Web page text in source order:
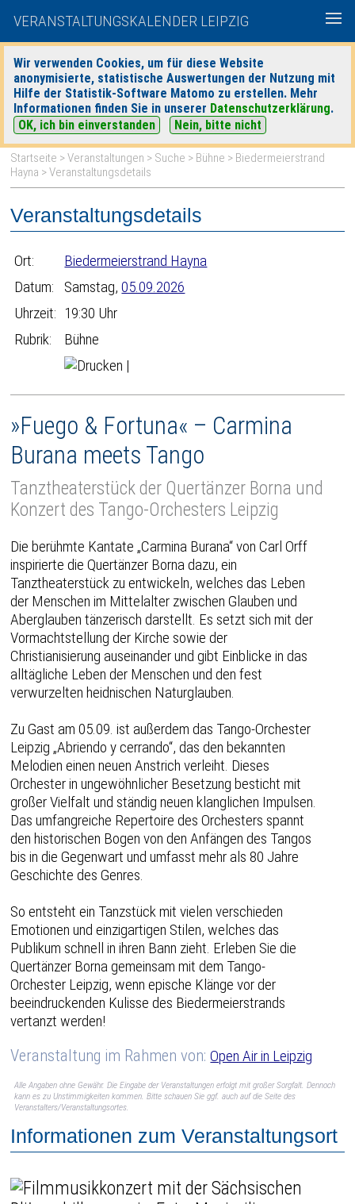
VERANSTALTUNGSKALENDER LEIPZIG
Wir verwenden Cookies, um für diese Website
anonymisierte, statistische Auswertungen der Nutzung mit
Hilfe der Statistik-Software Matomo zu erstellen. Mehr
Informationen finden Sie in unserer Datenschutzerklärung.
OK, ich bin einverstanden
Nein, bitte nicht
heute|morgen| Detaillierte Suche
Startseite >Veranstaltungen > Suche > Bühne > Biedermeierstrand
Hayna > Veranstaltungsdetails
Veranstaltungsdetails
Ort:
Biedermeierstrand Hayna
Datum:
Samstag,05.09.2026
Uhrzeit: 19:30 Uhr
Rubrik:
Bühne
|
»Fuego & Fortuna« – Carmina
Burana meets Tango
Tanztheaterstück der Quertänzer Borna und
Konzert des Tango-Orchesters Leipzig
Die berühmte Kantate „Carmina Burana“ von Carl Orff
inspirierte die Quertänzer Borna dazu, ein
Tanztheaterstück zu entwickeln, welches das Leben
der Menschen im Mittelalter zwischen Glauben und
Aberglauben tänzerisch darstellt. Es setzt sich mit der
Vormachtstellung der Kirche sowie der
Christianisierung auseinander und gibt Einblicke in das
alltägliche Leben der Menschen und den fest
verwurzelten heidnischen Naturglauben.
Zu Gast am 05.09. ist außerdem das Tango-Orchester
Leipzig „Abriendo y cerrando“, das den bekannten
Melodien einen neuen Anstrich verleiht. Dieses
Orchester in ungewöhnlicher Besetzung besticht mit
großer Vielfalt und ständig neuen klanglichen Impulsen.
Das umfangreiche Repertoire des Orchesters spannt
den historischen Bogen von den Anfängen des Tangos
bis in die Gegenwart und umfasst mehr als 80 Jahre
Geschichte des Genres.
So entsteht ein Tanzstück mit vielen verschieden
Emotionen und einzigartigen Stilen, welches das
Publikum schnell in ihren Bann zieht. Erleben Sie die
Quertänzer Borna gemeinsam mit dem Tango-
Orchester Leipzig, wenn epische Klänge vor der
beeindruckenden Kulisse des Biedermeierstrands
vertanzt werden!
Veranstaltung im Rahmen von:Open Air in Leipzig
Alle Angaben ohne Gewähr. Die Eingabe der Veranstaltungen erfolgt mit großer Sorgfalt. Dennoch
kann es zu Unstimmigkeiten kommen. Bitte schauen Sie ggf. auch auf die Seite des
Veranstalters/Veranstaltungsortes.
Informationen zum Veranstaltungsort